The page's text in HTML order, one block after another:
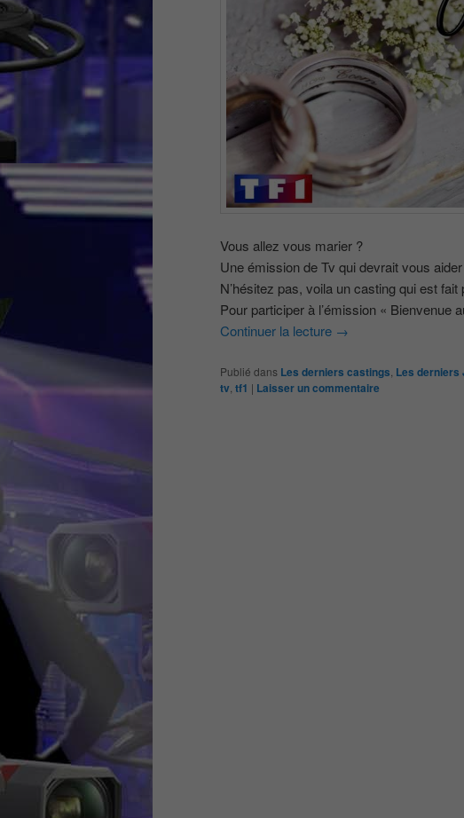
Vous allez vous marier ?
Une émission de Tv qui devrait vous
N’hésitez pas, voila un casting qui est fait
Pour participer à l’émission « Bienvenue
Continuer la lecture →
Publié dans Les derniers castings Les derniers
tv tf1 | Laisser un commentaire